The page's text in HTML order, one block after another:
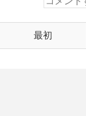
最初